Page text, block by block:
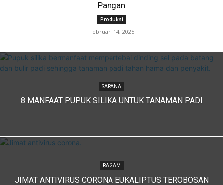
Pangan
Produksi
Februari 14, 2025
SARANA
8 MANFAAT PUPUK SILIKA UNTUK TANAMAN PADI
RAGAM
JIMAT ANTIVIRUS CORONA EUKALIPTUS TEROBOSAN